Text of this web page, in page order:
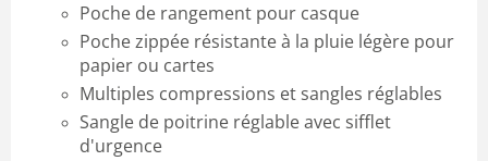
Poche de rangement pour casque
Poche zippée résistante à la pluie légère pour
papier ou cartes
Multiples compressions et sangles réglables
Sangle de poitrine réglable avec sifflet
d'urgence